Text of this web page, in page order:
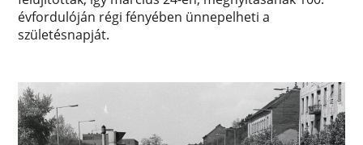
évfordulóján régi fényében ünnepelheti a
születésnapját.